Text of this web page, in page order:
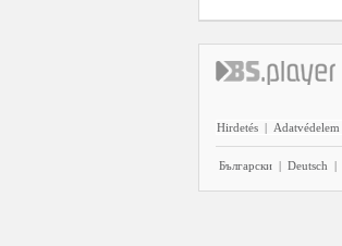
Hirdetés | Adatvédelem
Български | Deutsch |